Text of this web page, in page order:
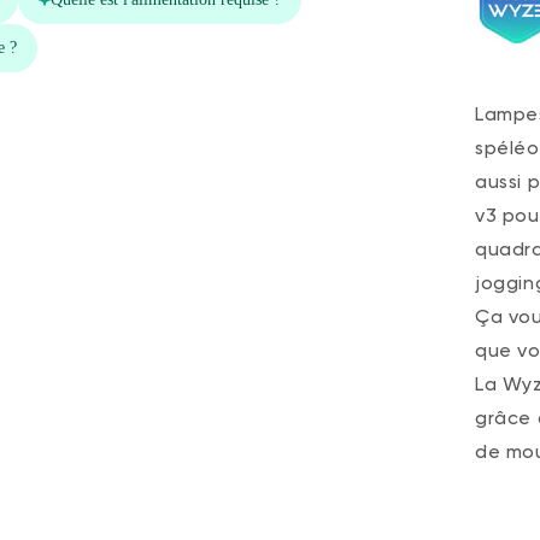
aussi
v3
Ça
que
La
grâce
de